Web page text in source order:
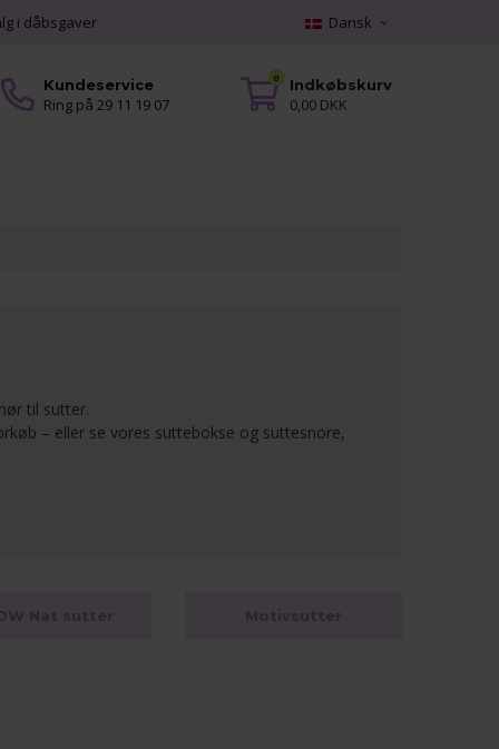
i dåbsgaver Dansk
Kundeservice
Ring på 29 11 19 07
Indkøbskurv
0,00 DKK
0
til sutter.
– eller se vores suttebokse og suttesnore,
Nat sutter Motivsutter